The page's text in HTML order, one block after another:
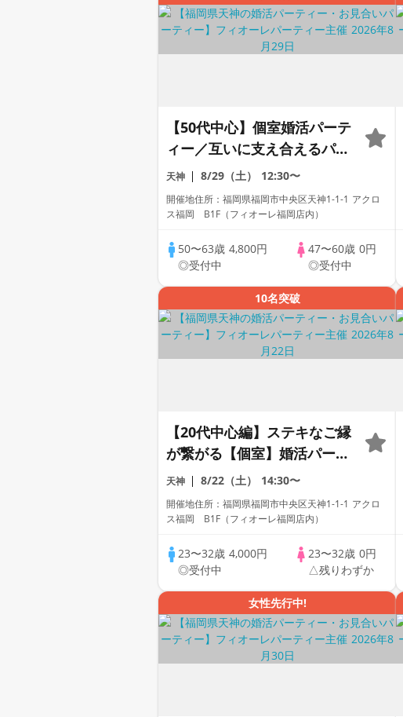
【50代中心】個室婚活パーテ
ィー／互いに支え合えるパー
トナー探し♪～真剣な出会い
～
天神 8/29（土） 12:30〜
開催地住所：福岡県福岡市中央区天神1-1-1 アクロ
ス福岡 B1F（フィオーレ福岡店内）
50〜63歳 4,800円
◎受付中
47〜60歳 0円
◎受付中
10名突破
【20代中心編】ステキなご縁
が繋がる【個室】婚活パーテ
ィー～真剣な出会い～
天神 8/22（土） 14:30〜
開催地住所：福岡県福岡市中央区天神1-1-1 アクロ
ス福岡 B1F（フィオーレ福岡店内）
23〜32歳 4,000円
◎受付中
23〜32歳 0円
△残りわずか
女性先行中!